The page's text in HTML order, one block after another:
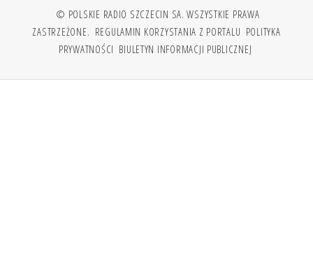
© POLSKIE RADIO SZCZECIN SA. WSZYSTKIE PRAWA
ZASTRZEŻONE. REGULAMIN KORZYSTANIA Z PORTALU POLITYKA
PRYWATNOŚCI BIULETYN INFORMACJI PUBLICZNEJ